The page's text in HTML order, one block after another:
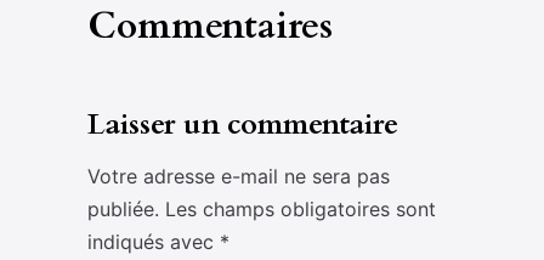
Commentaires
Laisser un commentaire
Votre adresse e-mail ne sera pas
publiée. Les champs obligatoires sont
indiqués avec *